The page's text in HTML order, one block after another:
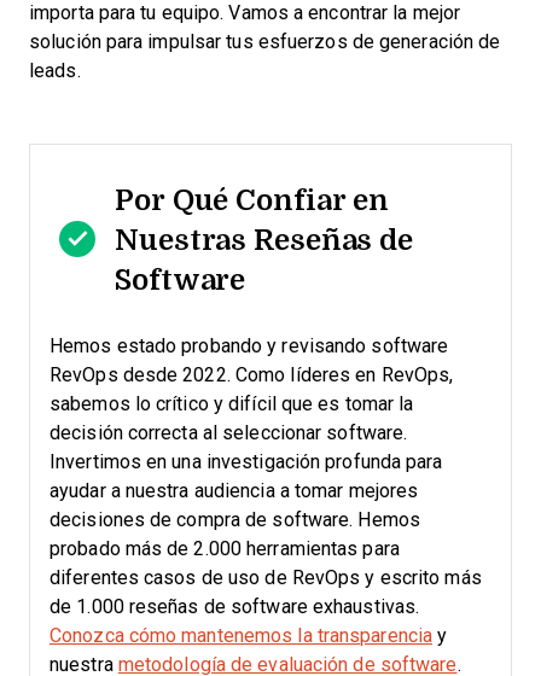
importa para tu equipo. Vamos a encontrar la mejor
solución para impulsar tus esfuerzos de generación de
leads.
Por Qué Confiar en
Nuestras Reseñas de
Software
Hemos estado probando y revisando software
RevOps desde 2022. Como líderes en RevOps,
sabemos lo crítico y difícil que es tomar la
decisión correcta al seleccionar software.
Invertimos en una investigación profunda para
ayudar a nuestra audiencia a tomar mejores
decisiones de compra de software. Hemos
probado más de 2.000 herramientas para
diferentes casos de uso de RevOps y escrito más
de 1.000 reseñas de software exhaustivas.
Conozca cómo mantenemos la transparencia y
nuestra metodología de evaluación de software.